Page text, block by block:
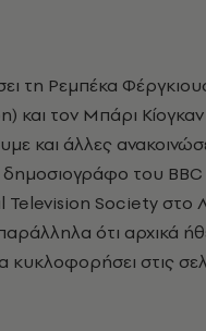
τη Ρεμπέκα
και τον Μπάρι
και άλλες
του BBC
Television Society στο
ότι αρχικά
κυκλοφορήσει στις